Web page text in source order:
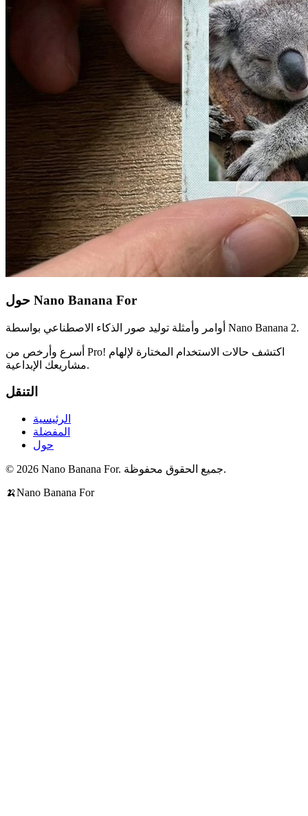
حول Nano Banana For
أوامر وأمثلة توليد صور الذكاء الاصطناعي بواسطة Nano Banana 2.
أسرع وأرخص من Pro! اكتشف حالات الاستخدام المختارة لإلهام
مشاريعك الإبداعية.
التنقل
الرئيسية
المفضلة
حول
© 2026 Nano Banana For. جميع الحقوق محفوظة.
🍌Nano Banana For